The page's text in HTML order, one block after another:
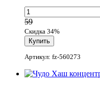
59
Скидка 34%
Артикул: fz-560273